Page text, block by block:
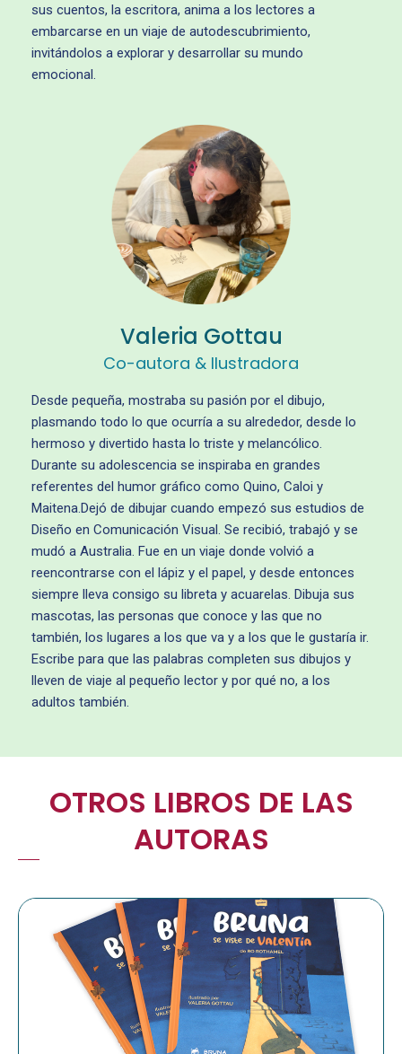
sus cuentos, la escritora, anima a los lectores a
embarcarse en un viaje de autodescubrimiento,
invitándolos a explorar y desarrollar su mundo
emocional.
Valeria Gottau
Co-autora & Ilustradora
Desde pequeña, mostraba su pasión por el dibujo,
plasmando todo lo que ocurría a su alrededor, desde lo
hermoso y divertido hasta lo triste y melancólico.
Durante su adolescencia se inspiraba en grandes
referentes del humor gráfico como Quino, Caloi y
Maitena.Dejó de dibujar cuando empezó sus estudios de
Diseño en Comunicación Visual. Se recibió, trabajó y se
mudó a Australia. Fue en un viaje donde volvió a
reencontrarse con el lápiz y el papel, y desde entonces
siempre lleva consigo su libreta y acuarelas. Dibuja sus
mascotas, las personas que conoce y las que no
también, los lugares a los que va y a los que le gustaría ir.
Escribe para que las palabras completen sus dibujos y
lleven de viaje al pequeño lector y por qué no, a los
adultos también.
OTROS LIBROS DE LAS
AUTORAS